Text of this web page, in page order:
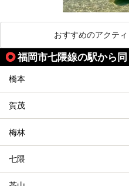
おすすめのアクテ
福岡市七隈線の駅から
橋本
賀茂
梅林
七隈